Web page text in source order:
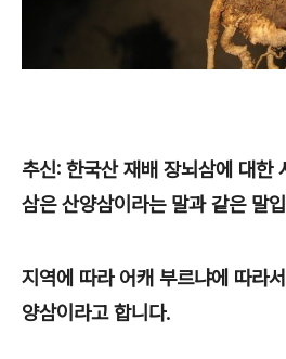
추신: 한국산 재배 장뇌삼에 대한
삼은 산양삼이라는 말과 같은 말
지역에 따라 어캐 부르냐에 따라
양삼이라고 합니다.